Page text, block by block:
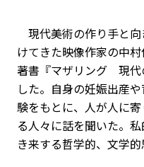
現代美術の作り手と
けてきた映像作家の中
著書『マザリング 現代
した。自身の妊娠出産
験をもとに、人が人に
る人々に話を聞いた。
き来する哲学的、文学的